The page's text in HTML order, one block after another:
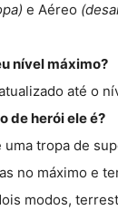
e Aéreo
nível máximo?
até o
de herói ele é?
uma tropa de
no máximo e
modos,